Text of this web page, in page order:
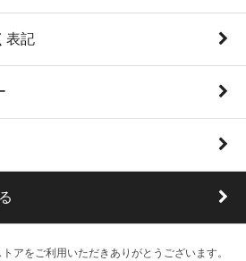
表記
アをご利用いただきありがとうございます。